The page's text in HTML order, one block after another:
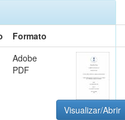
Formato
Adobe
PDF
Visualizar/Abrir